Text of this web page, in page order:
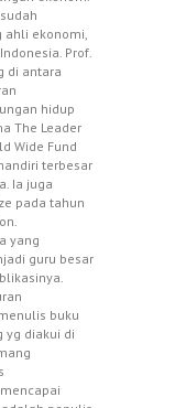
ahli ekonomi,
Prof.
di antara
hidup
The Leader
Wide Fund
terbesar
Ia juga
pada tahun
yang
guru besar
buku
yg diakui di